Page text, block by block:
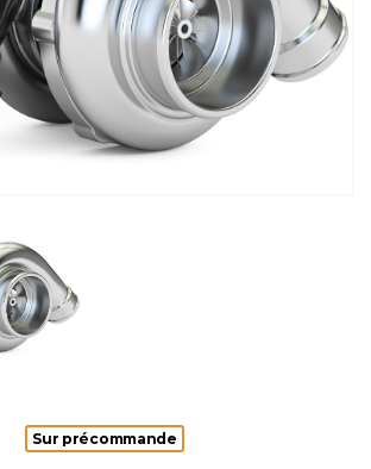
Sur précommande